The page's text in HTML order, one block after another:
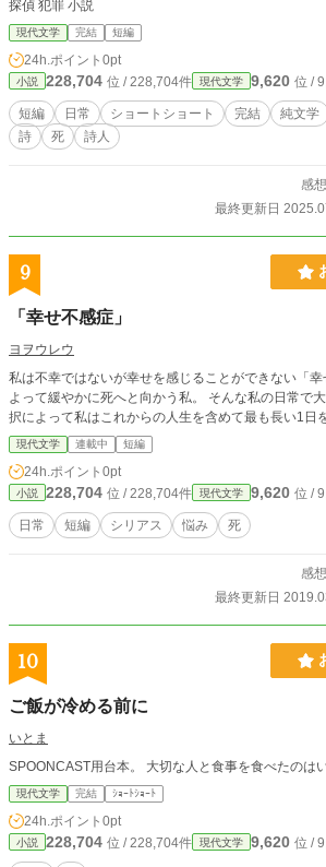
探偵 犯罪 小説
現代文学 完結 短編
24h.ポイント 0pt
小説 228,704 位 / 228,704件 現代文学 9,620 位 /
短編 日常 ショートショート 完結 純文学
詩
死 詩人
感
最終更新日
9
「幸せ不感症」
ヨヲウレウ
私は不幸ではないが幸せを感じることができない「
よって緩やかに死へと向かう私。 そんな私の日常で
択によって私はこれからの人生を含めて最も長い1日
現代文学 連載中 短編
24h.ポイント 0pt
小説 228,704 位 / 228,704件 現代文学 9,620 位 /
日常 短編 シリアス 悩み 死
感
最終更新日
10
ご飯が冷める前に
いとま
SPOONCAST用台本。 大切な人と食事を食べたのは
現代文学 完結 ｼｮｰﾄｼｮｰﾄ
24h.ポイント 0pt
小説 228,704 位 / 228,704件 現代文学 9,620 位 /